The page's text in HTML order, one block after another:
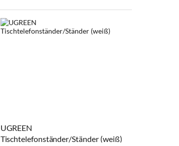
UGREEN
Tischtelefonständer/Ständer (weiß)